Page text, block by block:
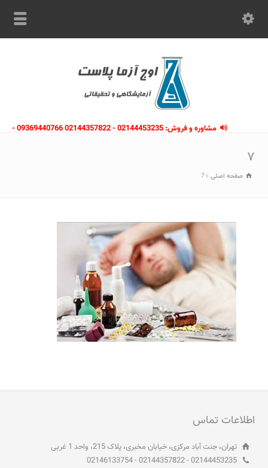
مشاوره و فروش: 02144453235 - 02144357822 09369440766 -
۷
صفحه اصلی 7
اطلاعات تماس
تهران، جنت آباد مرکزی، خیابان مخبری، پلاک 215، واحد 1 غربی
02144453235 - 02144357822 - 02146133754